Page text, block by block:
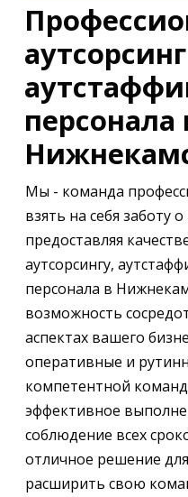
Мы - команда
взять на себя заботу
предоставляя
аутсорсингу,
персонала в
возможность
аспектах вашего
оперативные и
компетентной
эффективное
соблюдение всех
отличное решение
расширить свою
аутсорсинг
персонала